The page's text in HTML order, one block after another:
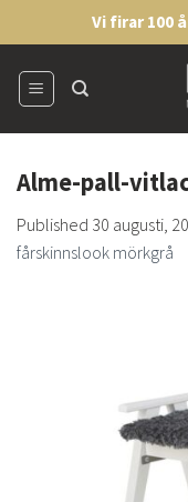
to
content
Vi firar 100
Alme-pall-
Published 30 augusti,
fårskinnslook mörkgrå